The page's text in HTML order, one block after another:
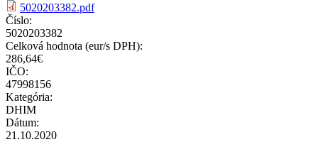
5020203382.pdf
Číslo:
5020203382
Celková hodnota (eur/s DPH):
286,64€
IČO:
47998156
Kategória:
DHIM
Dátum:
21.10.2020